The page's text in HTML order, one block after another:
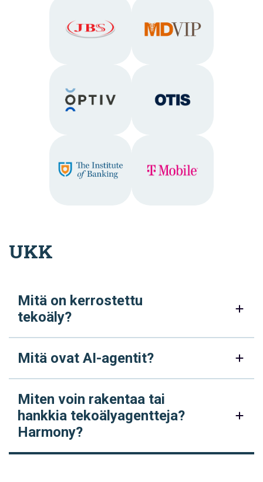
UKK
Mitä on kerrostettu
tekoäly?
Mitä ovat AI-agentit?
Miten voin rakentaa tai
hankkia tekoälyagentteja?
Harmony?